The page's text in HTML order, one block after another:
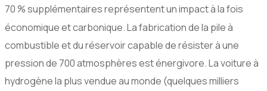
70 % supplémentaires représentent un impact à la fois
économique et carbonique. La fabrication de la pile à
combustible et du réservoir capable de résister à une
pression de 700 atmosphères est énergivore. La voiture à
hydrogène la plus vendue au monde (quelques milliers